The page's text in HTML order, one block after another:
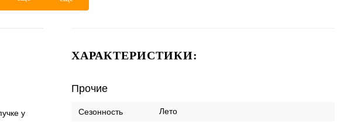
у
ХАРАКТЕРИСТИКИ:
Прочие
Сезонность Лето